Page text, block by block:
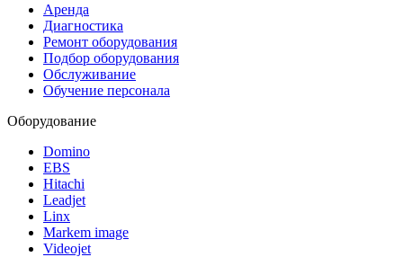
Аренда
Диагностика
Ремонт оборудования
Подбор оборудования
Обслуживание
Обучение персонала
Оборудование
Domino
EBS
Hitachi
Leadjet
Linx
Markem image
Videojet